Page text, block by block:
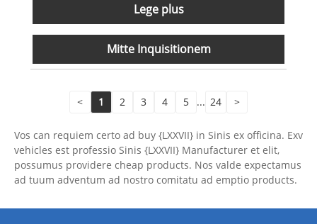
Lege plus
Mitte Inquisitionem
< 1 2 3 4 5 ... 24 >
Vos can requiem certo ad buy {LXXVII} in Sinis ex officina. Exv
vehicles est professio Sinis {LXXVII} Manufacturer et elit,
possumus providere cheap products. Nos valde expectamus
ad tuum adventum ad nostro comitatu ad emptio products.